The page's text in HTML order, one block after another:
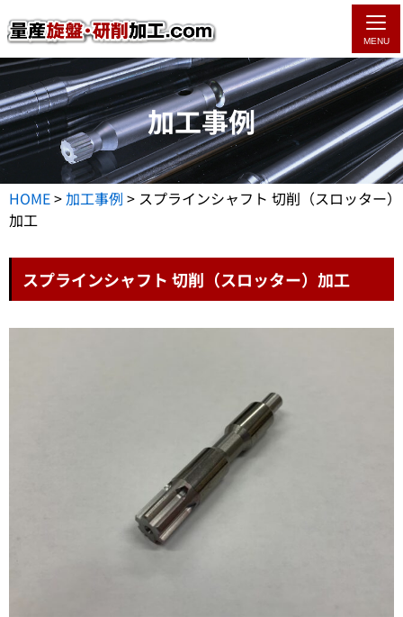
MENU
加工事例
HOME>加工事例 > スプラインシャフト 切削（スロッター）
加工
スプラインシャフト 切削（スロッター）加工